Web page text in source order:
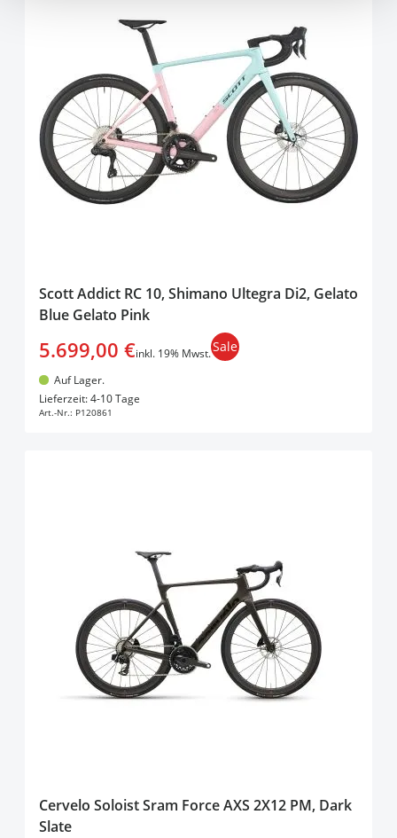
Scott Addict RC 10, Shimano Ultegra Di2, Gelato
Blue Gelato Pink
5.699,00 €inkl. 19% Mwst.Sale
Auf Lager.
Lieferzeit: 4-10 Tage
Art.-Nr.: P120861
Cervelo Soloist Sram Force AXS 2X12 PM, Dark
Slate